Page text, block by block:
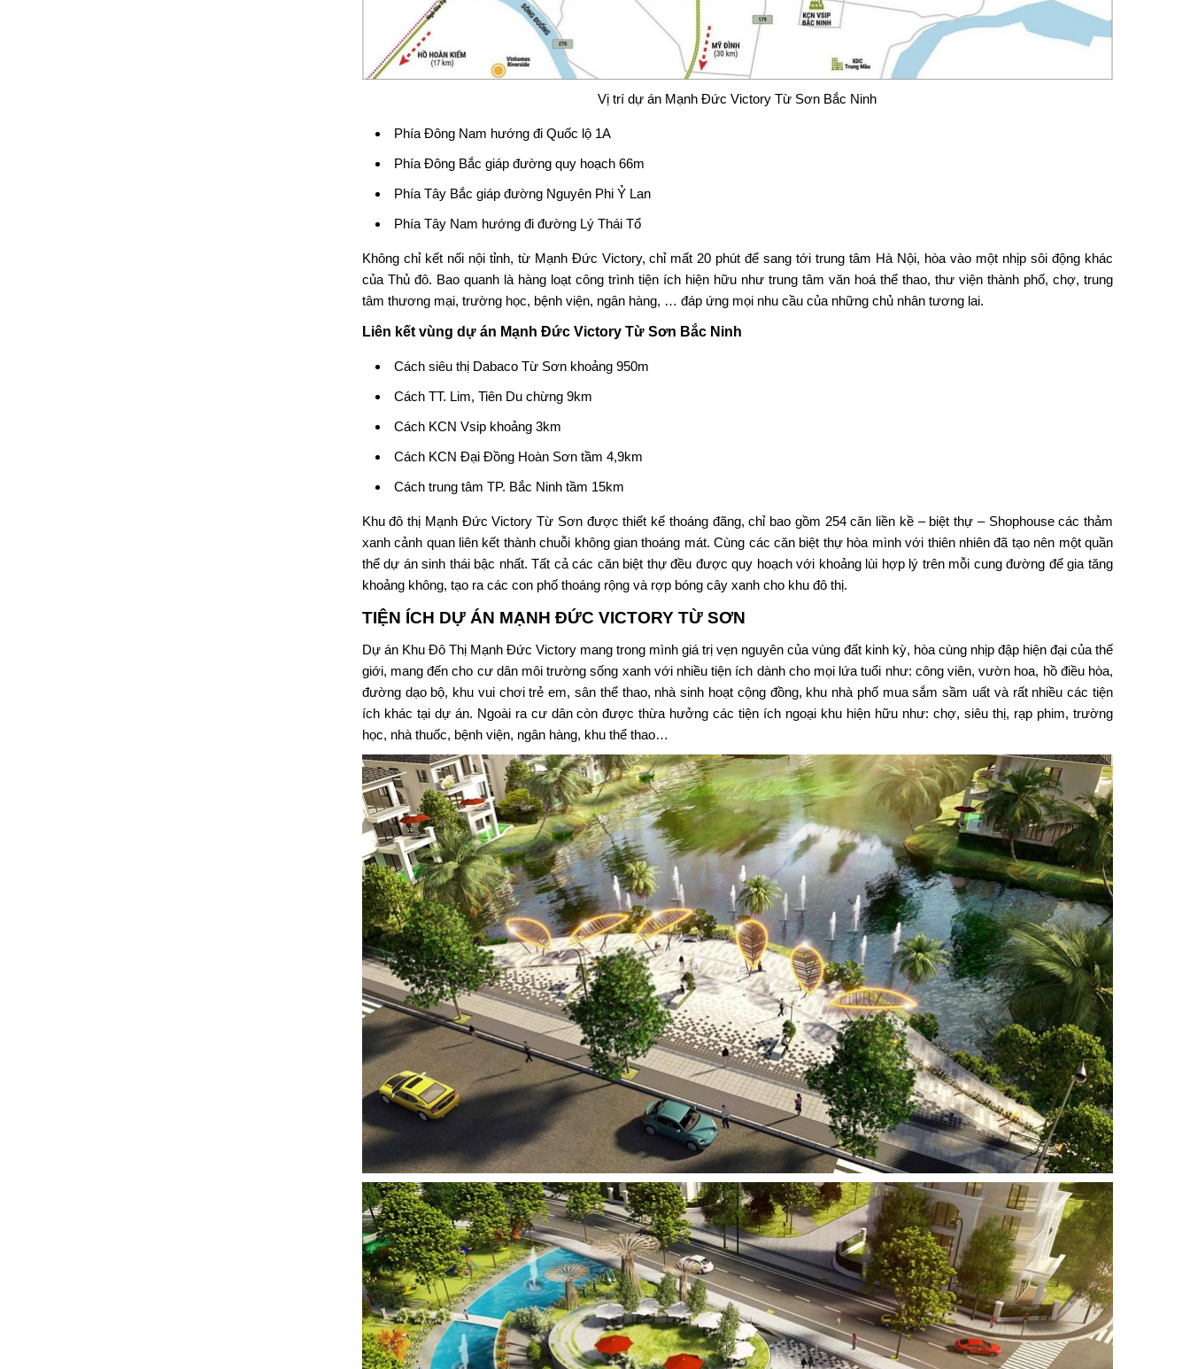
Vị trí dự án Mạnh Đức Victory Từ Sơn Bắc Ninh
Phía Đông Nam hướng đi Quốc lộ 1A
Phía Đông Bắc giáp đường quy hoạch 66m
Phía Tây Bắc giáp đường Nguyên Phi Ỷ Lan
Phía Tây Nam hướng đi đường Lý Thái Tổ
Không chỉ kết nối nội tỉnh, từ Mạnh Đức Victory, chỉ mất 20 phút để sang tới trung tâm Hà Nội, hòa vào một nhịp sôi động khác
của Thủ đô. Bao quanh là hàng loạt công trình tiện ích hiện hữu như trung tâm văn hoá thể thao, thư viện thành phố, chợ, trung
tâm thương mại, trường học, bệnh viện, ngân hàng, … đáp ứng mọi nhu cầu của những chủ nhân tương lai.
Liên kết vùng dự án Mạnh Đức Victory Từ Sơn Bắc Ninh
Cách siêu thị Dabaco Từ Sơn khoảng 950m
Cách TT. Lim, Tiên Du chừng 9km
Cách KCN Vsip khoảng 3km
Cách KCN Đại Đồng Hoàn Sơn tầm 4,9km
Cách trung tâm TP. Bắc Ninh tầm 15km
Khu đô thị Mạnh Đức Victory Từ Sơn được thiết kế thoáng đãng, chỉ bao gồm 254 căn liền kề – biệt thự – Shophouse các thảm
xanh cảnh quan liên kết thành chuỗi không gian thoáng mát. Cùng các căn biệt thự hòa mình với thiên nhiên đã tạo nên một quần
thể dự án sinh thái bậc nhất. Tất cả các căn biệt thự đều được quy hoạch với khoảng lùi hợp lý trên mỗi cung đường để gia tăng
khoảng không, tạo ra các con phố thoáng rộng và rợp bóng cây xanh cho khu đô thị.
TIỆN ÍCH DỰ ÁN MẠNH ĐỨC VICTORY TỪ SƠN
Dự án Khu Đô Thị Mạnh Đức Victorymang trong mình giá trị vẹn nguyên của vùng đất kinh kỳ, hòa cùng nhịp đập hiện đại của thế
giới, mang đến cho cư dân môi trường sống xanh với nhiều tiện ích dành cho mọi lứa tuổi như: công viên, vườn hoa, hồ điều hòa,
đường dạo bộ, khu vui chơi trẻ em, sân thể thao, nhà sinh hoạt cộng đồng, khu nhà phố mua sắm sầm uất và rất nhiều các tiện
ích khác tại dự án. Ngoài ra cư dân còn được thừa hưởng các tiện ích ngoại khu hiện hữu như: chợ, siêu thị, rạp phim, trường
học, nhà thuốc, bệnh viện, ngân hàng, khu thể thao…